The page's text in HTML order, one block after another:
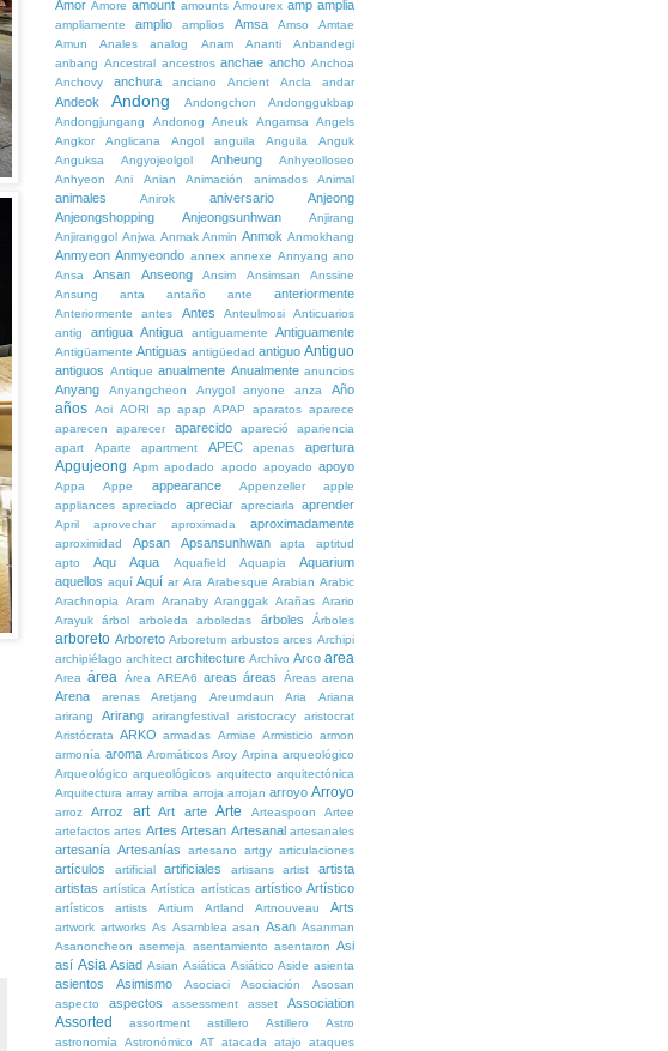
Amor Amore amount amounts Amourex amp amplia
ampliamente amplio amplios Amsa Amso
Amtae
Amun
Anales analog Anam Ananti
Anbandegi
anbang Ancestral ancestros anchae ancho Anchoa
Anchovy
anchura anciano Ancient Ancla andar
Andeok Andong Andongchon
Andonggukbap
Andongjungang
Andonog Aneuk Angamsa
Angels
Angkor
Anglicana Angol anguila Anguila
Anguk
Anguksa
Angyojeolgol Anheung
Anhyeolloseo
Anhyeon
Ani Anian Animación animados Animal
animales Anirok aniversario
Anjeong
Anjeongshopping
Anjeongsunhwan
Anjirang
Anjiranggol Anjwa Anmak Anmin Anmok Anmokhang
Anmyeon Anmyeondo annex annexe Annyang ano
Ansa
Ansan Anseong Ansim Ansimsan
Anssine
Ansung
anta antaño ante anteriormente
Anteriormente antes Antes Anteulmosi
Anticuarios
antig
antigua Antigua antiguamente Antiguamente
Antigüamente Antiguas antigüedad antiguo Antiguo
antiguos Antique anualmente Anualmente anuncios
Anyang Anyangcheon Anygol anyone anza Año
años Aoi AORI ap apap APAP aparatos aparece
aparecen
aparecer aparecido apareció
apariencia
apart
Aparte apartment APEC apenas apertura
Apgujeong Apm apodado apodo apoyado apoyo
Appa Appe appearance Appenzeller
apple
appliances apreciado apreciar apreciarla aprender
April aprovechar aproximada aproximadamente
aproximidad Apsan Apsansunhwan apta
aptitud
apto
Aqu Aqua Aquafield Aquapia
Aquarium
aquellos aquí Aquí ar Ara Arabesque Arabian Arabic
Arachnopia
Aram Aranaby Aranggak Arañas Arario
Arayuk
árbol arboleda arboledas árboles Árboles
arboreto Arboreto Arboretum arbustos arces Archipi
archipiélago architect architecture Archivo Arco area
Area área Área AREA6 areas áreas Áreas arena
Arena arenas Aretjang Areumdaun Aria
Ariana
arirang
Arirang arirangfestival aristocracy
aristocrat
Aristócrata ARKO armadas Armiae Armisticio armon
armonía aroma Aromáticos Aroy Arpina arqueológico
Arqueológico arqueológicos arquitecto arquitectónica
Arquitectura array arriba arroja arrojan arroyo Arroyo
arroz Arroz art Art arte Arte Arteaspoon
Artee
artefactos artes Artes Artesan Artesanal artesanales
artesanía Artesanías artesano artgy articulaciones
artículos artificial artificiales artisans artist
artista
artistas artística Artística artísticas artístico Artístico
artísticos artists Artium Artland Artnouveau Arts
artwork artworks As Asamblea asan Asan Asanman
Asanoncheon asemeja asentamiento asentaron Asi
así Asia Asiad Asian Asiática Asiático Aside asienta
asientos Asimismo Asociaci Asociación
Asosan
aspecto
aspectos assessment asset Association
Assorted assortment astillero Astillero
Astro
astronomía
Astronómico AT atacada atajo ataques